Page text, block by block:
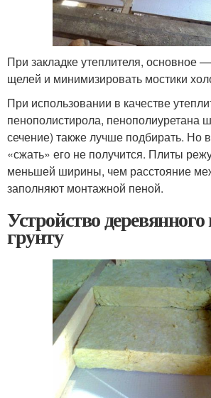
При закладке утеплителя, основное
щелей и минимизировать мостики
При использовании в качестве
пенополистирола, пенополиуретана
сечение) также лучше подбирать. Но
«сжать» его не получится. Плиты
меньшей ширины, чем расстояние
заполняют монтажной пеной.
Устройство
грунту